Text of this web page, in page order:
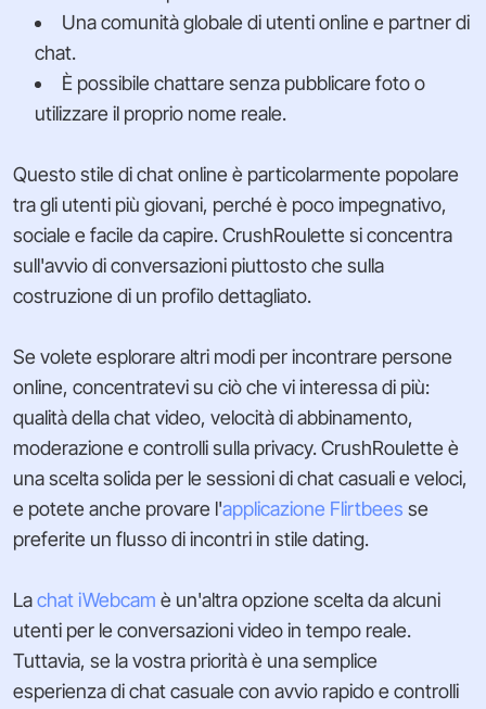
Una comunità globale di utenti online e partner di
chat.
È possibile chattare senza pubblicare foto o
utilizzare il proprio nome reale.
Questo stile di chat online è particolarmente popolare
tra gli utenti più giovani, perché è poco impegnativo,
sociale e facile da capire. CrushRoulette si concentra
sull'avvio di conversazioni piuttosto che sulla
costruzione di un profilo dettagliato.
Se volete esplorare altri modi per incontrare persone
online, concentratevi su ciò che vi interessa di più:
qualità della chat video, velocità di abbinamento,
moderazione e controlli sulla privacy. CrushRoulette è
una scelta solida per le sessioni di chat casuali e veloci,
e potete anche provare l'applicazione Flirtbees se
preferite un flusso di incontri in stile dating.
Lachat iWebcam è un'altra opzione scelta da alcuni
utenti per le conversazioni video in tempo reale.
Tuttavia, se la vostra priorità è una semplice
esperienza di chat casuale con avvio rapido e controlli